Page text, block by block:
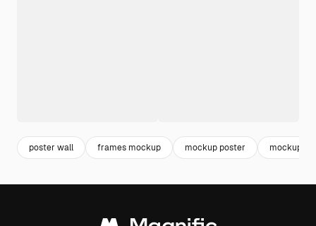
poster wall frames mockup mockup poster mockup